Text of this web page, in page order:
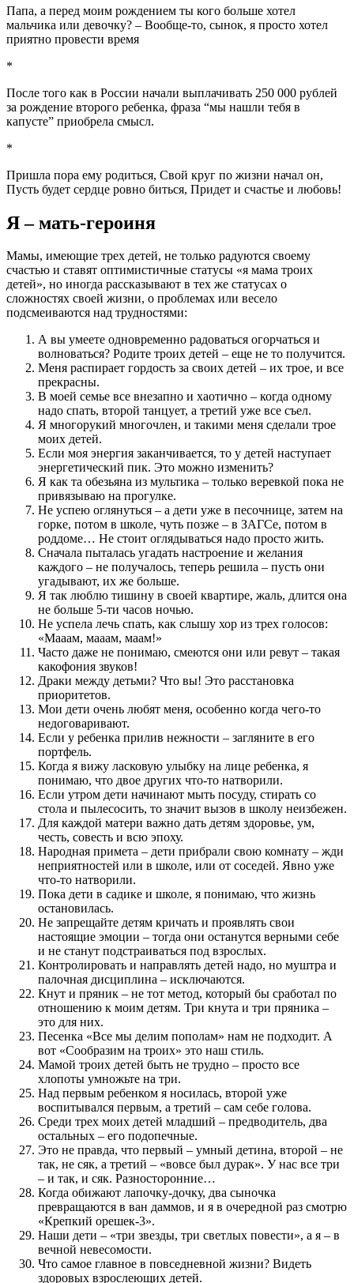
Папа, а перед моим рождением ты кого больше хотел
мальчика или девочку? – Вообще-то, сынок, я просто хотел
приятно провести время
*
После того как в России начали выплачивать 250 000 рублей
за рождение второго ребенка, фраза “мы нашли тебя в
капусте” приобрела смысл.
*
Пришла пора ему родиться, Свой круг по жизни начал он,
Пусть будет сердце ровно биться, Придет и счастье и любовь!
Я – мать-героиня
Мамы, имеющие трех детей, не только радуются своему
счастью и ставят оптимистичные статусы «я мама троих
детей», но иногда рассказывают в тех же статусах о
сложностях своей жизни, о проблемах или весело
подсмеиваются над трудностями:
А вы умеете одновременно радоваться огорчаться и
волноваться? Родите троих детей – еще не то получится.
Меня распирает гордость за своих детей – их трое, и все
прекрасны.
В моей семье все внезапно и хаотично – когда одному
надо спать, второй танцует, а третий уже все съел.
Я многорукий многочлен, и такими меня сделали трое
моих детей.
Если моя энергия заканчивается, то у детей наступает
энергетический пик. Это можно изменить?
Я как та обезьяна из мультика – только веревкой пока не
привязываю на прогулке.
Не успею оглянуться – а дети уже в песочнице, затем на
горке, потом в школе, чуть позже – в ЗАГСе, потом в
роддоме… Не стоит оглядываться надо просто жить.
Сначала пыталась угадать настроение и желания
каждого – не получалось, теперь решила – пусть они
угадывают, их же больше.
Я так люблю тишину в своей квартире, жаль, длится она
не больше 5-ти часов ночью.
Не успела лечь спать, как слышу хор из трех голосов:
«Мааам, мааам, маам!»
Часто даже не понимаю, смеются они или ревут – такая
какофония звуков!
Драки между детьми? Что вы! Это расстановка
приоритетов.
Мои дети очень любят меня, особенно когда чего-то
недоговаривают.
Если у ребенка прилив нежности – загляните в его
портфель.
Когда я вижу ласковую улыбку на лице ребенка, я
понимаю, что двое других что-то натворили.
Если утром дети начинают мыть посуду, стирать со
стола и пылесосить, то значит вызов в школу неизбежен.
Для каждой матери важно дать детям здоровье, ум,
честь, совесть и всю эпоху.
Народная примета – дети прибрали свою комнату – жди
неприятностей или в школе, или от соседей. Явно уже
что-то натворили.
Пока дети в садике и школе, я понимаю, что жизнь
остановилась.
Не запрещайте детям кричать и проявлять свои
настоящие эмоции – тогда они останутся верными себе
и не станут подстраиваться под взрослых.
Контролировать и направлять детей надо, но муштра и
палочная дисциплина – исключаются.
Кнут и пряник – не тот метод, который бы сработал по
отношению к моим детям. Три кнута и три пряника –
это для них.
Песенка «Все мы делим пополам» нам не подходит. А
вот «Сообразим на троих» это наш стиль.
Мамой троих детей быть не трудно – просто все
хлопоты умножьте на три.
Над первым ребенком я носилась, второй уже
воспитывался первым, а третий – сам себе голова.
Среди трех моих детей младший – предводитель, два
остальных – его подопечные.
Это не правда, что первый – умный детина, второй – не
так, не сяк, а третий – «вовсе был дурак». У нас все три
– и так, и сяк. Разносторонние…
Когда обижают лапочку-дочку, два сыночка
превращаются в ван даммов, и я в очередной раз смотрю
«Крепкий орешек-3».
Наши дети – «три звезды, три светлых повести», а я – в
вечной невесомости.
Что самое главное в повседневной жизни? Видеть
здоровых взрослеющих детей.